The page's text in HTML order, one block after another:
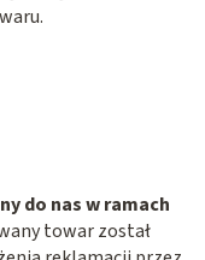
do nas w ramach
towar został